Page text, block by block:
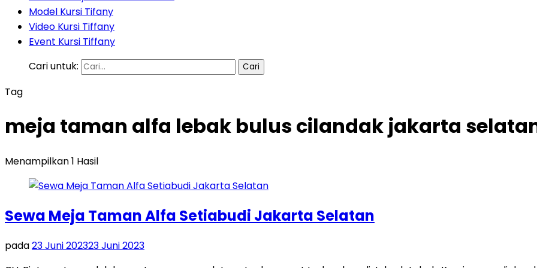
Model Kursi Tifany
Video Kursi Tiffany
Event Kursi Tiffany
Cari untuk:
Tag
meja taman alfa lebak bulus cilandak jakarta
Menampilkan 1 Hasil
Sewa Meja Taman Alfa Setiabudi Jakarta Selatan
pada23 Juni 202323 Juni 2023